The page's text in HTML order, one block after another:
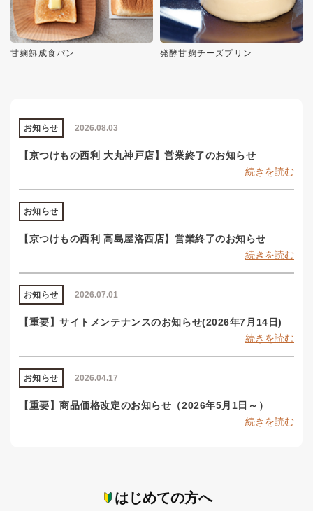
甘麹熟成食パン 発酵甘麹チーズプリン
2026.08.03
お知らせ
【京つけもの西利 大丸神戸店】営業終了のお知らせ
続きを読む
お知らせ
【京つけもの西利 高島屋洛西店】営業終了のお知らせ
続きを読む
2026.07.01
お知らせ
【重要】サイトメンテナンスのお知らせ(2026年7月14日)
続きを読む
2026.04.17
お知らせ
【重要】商品価格改定のお知らせ（2026年5月1日～）
続きを読む
はじめての方へ